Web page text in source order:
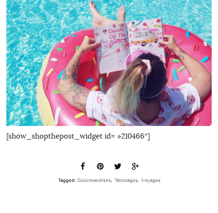
[show_shopthepost_widget id= »210466″]
Tagged: Gourmandises, Tatouages, Voyages